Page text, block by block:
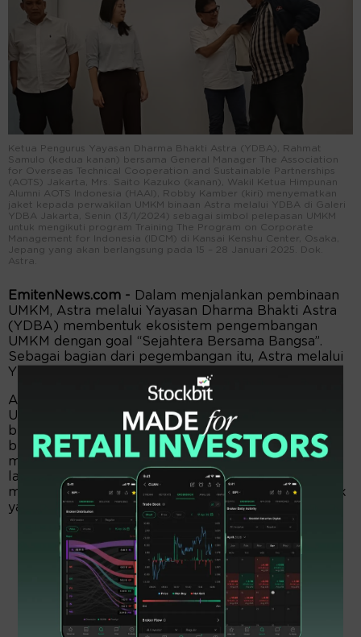
Ketua Pengurus Yayasan Dharma Bhakti Astra (YDBA), Rahmat
Samulo (kedua kanan) bersama General Manager The Association
for Overseas Technical Cooperation and Sustainable Partnerships
(AOTS) Jakarta, Mrs. Saito Kazuko (kanan), Wakil Ketua Himpunan
Alumni AOTS Indonesia (HAAI), Robby Kamber (kiri) menyematkan
jaket kepada perwakilan UMKM binaan Astra melalui YDBA di Galeri
YDBA Jakarta, Senin (13/1/2024) sebagai simbol pelepasan UMKM
untuk mengikuti program Training The Program on Corporate
Management for Indonesia (IDCM) di Kansai Kenshu Center, Osaka,
Jepang yang akan berlangsung pada 15 – 28 Januari 2025. Dok.
Astra.
EmitenNews.com -
Dalam menjalankan pembinaan
UMKM, Astra melalui Yayasan Dharma Bhakti Astra
(YDBA) membentuk ekosistem pengembangan
UMKM dengan goal “Sejahtera Bersama Bangsa’’.
Sebagai bagian dari pegembangan itu, Astra melalui
YDBA memberangkatkan UMKM ke Jepang.
Astra melalui YDBA berupaya mendorong para
UMKM menerapkan mentalitas dasar dalam
berwirausaha. Yaitu memiliki semangat untuk
berubah dengan mindset seorang pengusaha,
memiliki semangat berbagi kepada para UMKM
lainnya, memiliki komitmen dan konsistensi dalam
menjalankan pembinaan serta menghasilkan produk
yang ber-QCD (quality, cost & delivery).